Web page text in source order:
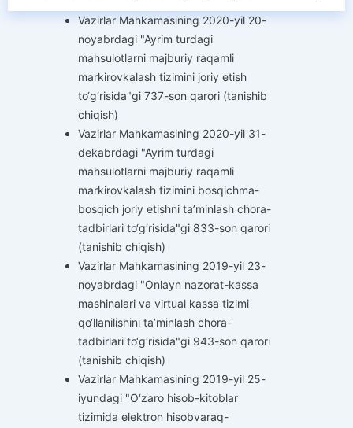
Vazirlar Mahkamasining 2020-yil 20-
noyabrdagi "Ayrim turdagi
mahsulotlarni majburiy raqamli
markirovkalash tizimini joriy etish
to‘g‘risida"gi 737-son qarori (tanishib
chiqish)
Vazirlar Mahkamasining 2020-yil 31-
dekabrdagi "Ayrim turdagi
mahsulotlarni majburiy raqamli
markirovkalash tizimini bosqichma-
bosqich joriy etishni ta’minlash chora-
tadbirlari to‘g‘risida"gi 833-son qarori
(tanishib chiqish)
Vazirlar Mahkamasining 2019-yil 23-
noyabrdagi "Onlayn nazorat-kassa
mashinalari va virtual kassa tizimi
qo‘llanilishini ta’minlash chora-
tadbirlari to‘g‘risida"gi 943-son qarori
(tanishib chiqish)
Vazirlar Mahkamasining 2019-yil 25-
iyundagi "O‘zaro hisob-kitoblar
tizimida elektron hisobvaraq-